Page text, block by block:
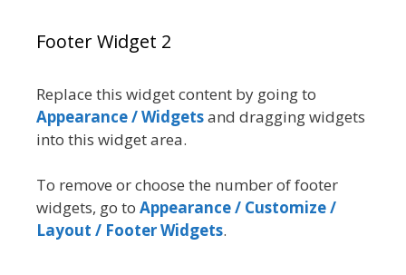
Footer Widget 2
Replace this widget content by going to
Appearance / Widgetsand dragging widgets
into this widget area.
To remove or choose the number of footer
widgets, go to Appearance / Customize /
Layout / Footer Widgets.